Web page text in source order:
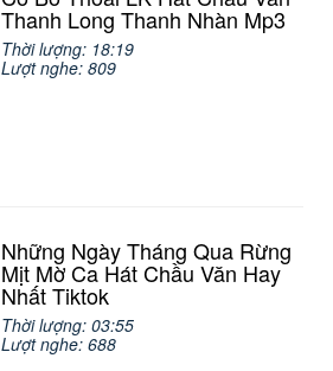
Thanh Long Thanh Nhàn Mp3
Thời lượng: 18:19
Lượt nghe: 809
Những Ngày Tháng Qua Rừng
Mịt Mờ Ca Hát Chầu Văn Hay
Nhất Tiktok
Thời lượng: 03:55
Lượt nghe: 688